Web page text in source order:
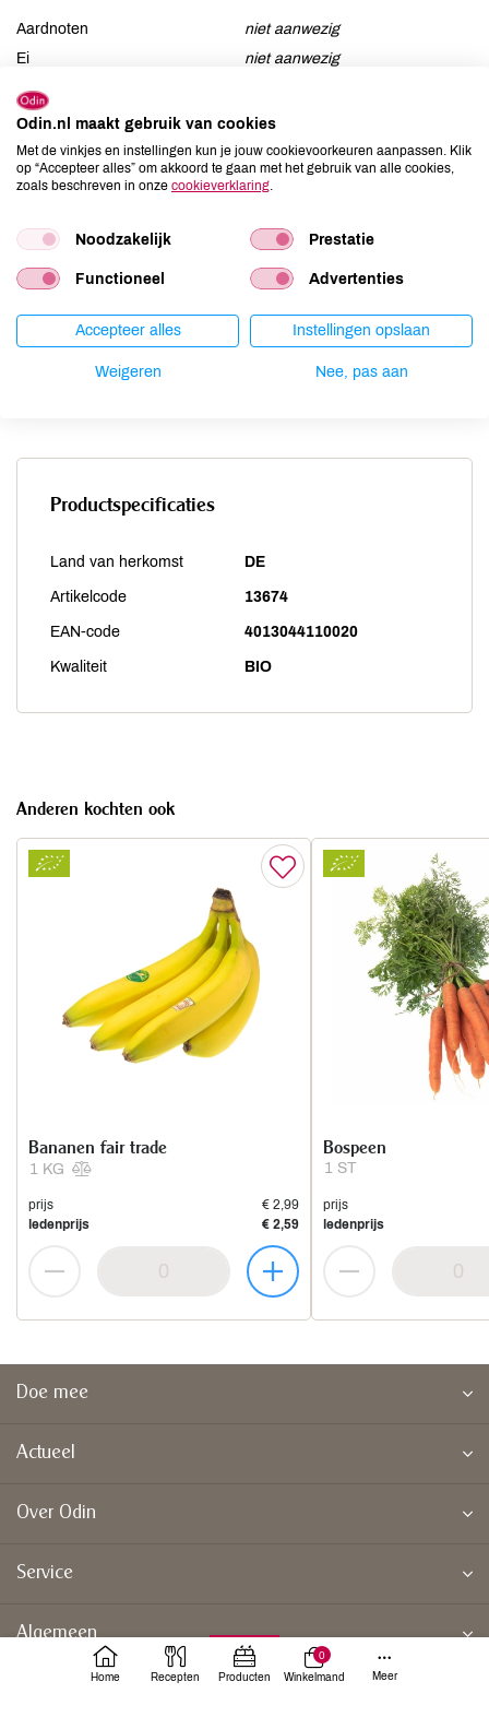
Aardnoten
niet aanwezig
Ei
niet aanwezig
Gluten
Lactose
niet aanwezig
Lupine
niet aanwezig
Mosterd
niet aanwezig
Schaaldieren
niet aanwezig
Sesam
niet aanwezig
Soja
niet aanwezig
Vis
niet aanwezig
Weekdieren
niet aanwezig
Productspecificaties
Land van herkomst DE
Artikelcode 13674
EAN-code 4013044110020
Kwaliteit BIO
Anderen kochten ook
1 KG
Bananen fair trade
prijs
€ 2,99
ledenprijs
€ 2,59
1 ST
Bospeen
prijs
ledenprijs
Doe mee
Actueel
Over Odin
Service
Algemeen
Home Recepten Producten
0
Winkelmand
Meer
Odin.nl maakt gebruik van cookies
Met de vinkjes en instellingen kun je jouw cookievoorkeuren aanpassen. Klik
op “Accepteer alles” om akkoord te gaan met het gebruik van alle cookies,
zoals beschreven in onze cookieverklaring.
Noodzakelijk Prestatie
Functioneel Advertenties
Accepteer alles Instellingen opslaan
Weigeren Nee, pas aan